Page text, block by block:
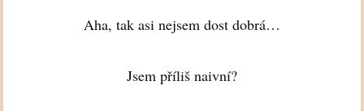
Aha, tak asi nejsem dost dobrá…
Jsem příliš naivní?